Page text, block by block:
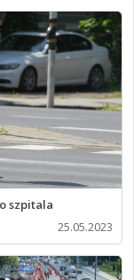
szpitala
25.05.2023